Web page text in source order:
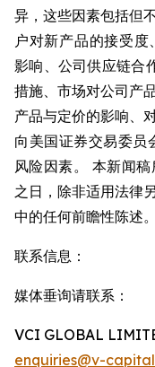
异，这些因素包括但
户对新产品的接受
影响、公司供应链合
措施、市场对公司产
产品与定价的影响、
向美国证券交易委员
风险因素。 本新闻
之日，除非适用法律
中的任何前瞻性陈述。
联系信息：
媒体垂询请联系：
VCI GLOBAL
enquiries@v-